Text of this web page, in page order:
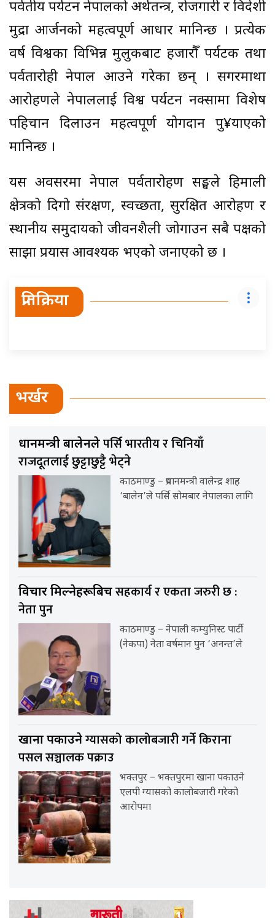
पर्वतीय पर्यटन नेपालको अर्थतन्त्र, रोजगारी र विदेशी
मुद्रा आर्जनको महत्वपूर्ण आधार मानिन्छ । प्रत्येक
वर्ष विश्वका विभिन्न मुलुकबाट हजारौँ पर्यटक तथा
पर्वतारोही नेपाल आउने गरेका छन् । सगरमाथा
आरोहणले नेपाललाई विश्व पर्यटन नक्सामा विशेष
पहिचान दिलाउन महत्वपूर्ण योगदान पु¥याएको
मानिन्छ ।
यस अवसरमा नेपाल पर्वतारोहण सङ्घले हिमाली
क्षेत्रको दिगो संरक्षण, स्वच्छता, सुरक्षित आरोहण र
स्थानीय समुदायको जीवनशैली जोगाउन सबै पक्षको
साझा प्रयास आवश्यक भएको जनाएको छ ।
प्रतिक्रिया
भर्खर
प्रधानमन्त्री बालेनलेपर्सि भारतीय र चिनियाँ
राजदूतलाई छुट्टाछुट्टै भेट्ने
काठमाण्डु – प्रधानमन्त्री वालेन्द्र शाह
‘बालेन’ले पर्सि सोमबार नेपालका लागि
विचार मिल्नेहरूबिचसहकार्य र एकता जरुरी छ :
नेता पुन
काठमाण्डु – नेपाली कम्युनिस्ट पार्टी
(नेकपा) नेता वर्षमान पुन ‘अनन्त’ले
खाना पकाउनेग्यासको कालोबजारी गर्ने किराना
पसल सञ्चालक पक्राउ
भक्तपुर – भक्तपुरमा खाना पकाउने
एलपी ग्यासको कालोबजारी गरेको
आरोपमा